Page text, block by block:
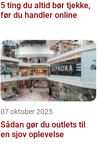
5 ting du altid bør tjekke,
før du handler online
07 oktober 2025
Sådan gør du outlets til
en sjov oplevelse